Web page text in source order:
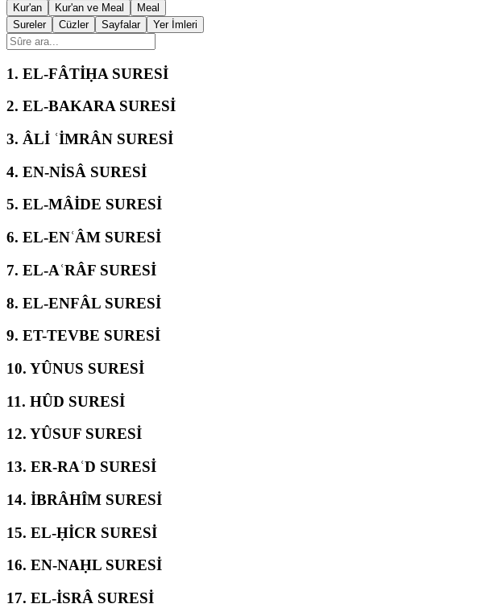
Kur'an Kur'an ve Meal
Meal
Sureler
Cüzler Sayfalar Yer İmleri
1. EL-FÂTİḤA SURESİ
2. EL-BAKARA SURESİ
3. ÂLİ ʿİMRÂN SURESİ
4. EN-NİSÂ SURESİ
5. EL-MÂİDE SURESİ
6. EL-ENʿÂM SURESİ
7. EL-AʿRÂF SURESİ
8. EL-ENFÂL SURESİ
9. ET-TEVBE SURESİ
10. YÛNUS SURESİ
11. HÛD SURESİ
12. YÛSUF SURESİ
13. ER-RAʿD SURESİ
14. İBRÂHÎM SURESİ
15. EL-ḤİCR SURESİ
16. EN-NAḤL SURESİ
17. EL-İSRÂ SURESİ